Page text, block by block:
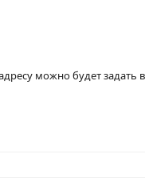
можно будет задать